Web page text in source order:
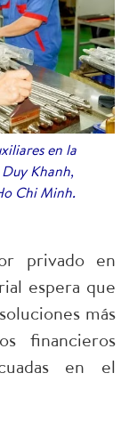
en la
Khanh,
Chi Minh.
privado en
espera que
más
financieros
en el